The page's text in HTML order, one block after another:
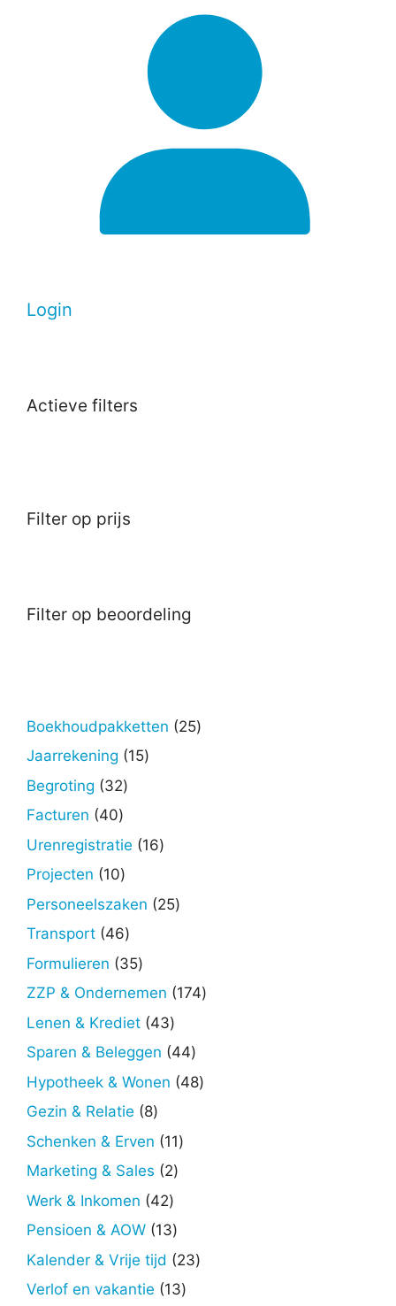
Login
Actieve filters
Filter op prijs
Filter op beoordeling
Boekhoudpakketten 2525
Jaarrekening 1515
Begroting 3232
Facturen 4040
producten
Urenregistratie 1616
Projecten 1010
producten
Personeelszaken 2525
Transport 4646
producten
Formulieren 3535
producten
ZZP & Ondernemen 174174
Lenen & Krediet 4343
producten
Sparen & Beleggen 4444
producten
Hypotheek & Wonen 4848
Gezin & Relatie 88
producten
Schenken & Erven 1111
Marketing & Sales 22
Werk & Inkomen 4242
producten
Pensioen & AOW 1313
producten
Kalender & Vrije tijd 2323
Verlof en vakantie 1313